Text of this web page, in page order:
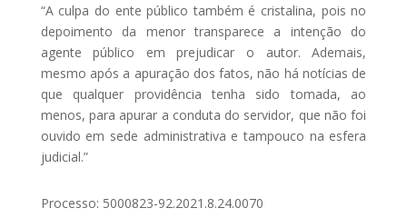
“A culpa do ente público também é cristalina, pois no
depoimento da menor transparece a intenção do
agente público em prejudicar o autor. Ademais,
mesmo após a apuração dos fatos, não há notícias de
que qualquer providência tenha sido tomada, ao
menos, para apurar a conduta do servidor, que não foi
ouvido em sede administrativa e tampouco na esfera
judicial.”
Processo: 5000823-92.2021.8.24.0070